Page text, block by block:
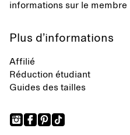
informations sur le membre
Plus d’informations
Affilié
Réduction étudiant
Guides des tailles